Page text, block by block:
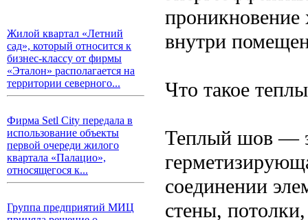
Жилой квартал «Летний
сад», который относится к
бизнес-классу от фирмы
«Эталон» располагается на
территории северного...
Фирма Setl City передала в
использование объекты
первой очереди жилого
квартала «Палацио»,
относящегося к...
Группа предприятий МИЦ
проникновение
внутри
Что такое
Теплый шов —
соединении
стены,